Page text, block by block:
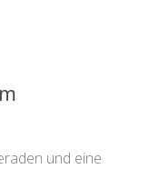
und eine